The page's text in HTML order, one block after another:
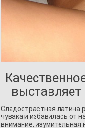
выставляет
Сладострастная латина
чувака и избавилась от
внимание, изумительная